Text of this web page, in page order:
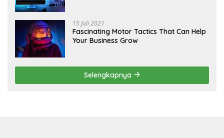
15 Juli 2021
Fascinating Motor Tactics That Can Help
Your Business Grow
Selengkapnya